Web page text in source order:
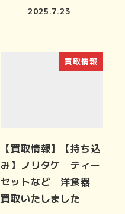
2025.7.23
買取情報
【買取情報】【持ち込
み】ノリタケ ティー
セットなど 洋食器
買取いたしました